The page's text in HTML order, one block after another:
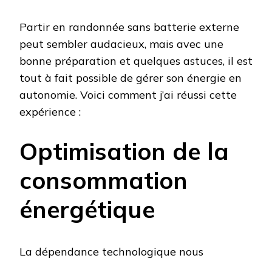
Partir en randonnée sans batterie externe
peut sembler audacieux, mais avec une
bonne préparation et quelques astuces, il est
tout à fait possible de gérer son énergie en
autonomie. Voici comment j’ai réussi cette
expérience :
Optimisation de la
consommation
énergétique
La dépendance technologique nous